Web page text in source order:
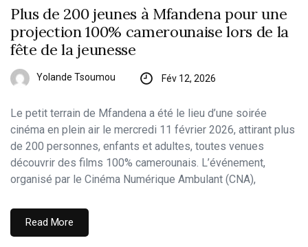
Plus de 200 jeunes à Mfandena pour une
projection 100% camerounaise lors de la
fête de la jeunesse
Yolande Tsoumou Fév 12, 2026
Le petit terrain de Mfandena a été le lieu d’une soirée
cinéma en plein air le mercredi 11 février 2026, attirant plus
de 200 personnes, enfants et adultes, toutes venues
découvrir des films 100% camerounais. L’événement,
organisé par le Cinéma Numérique Ambulant (CNA),
Read More